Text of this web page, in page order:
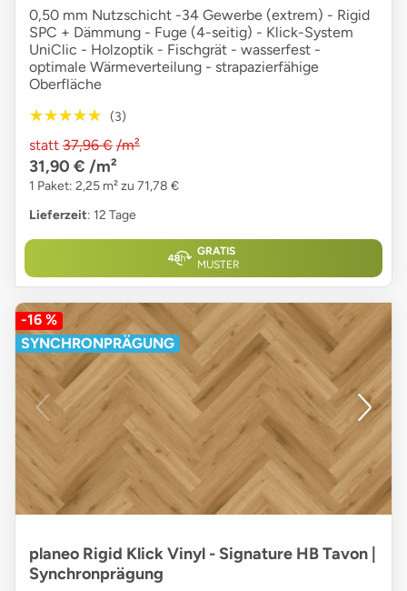
0,50 mm Nutzschicht -34 Gewerbe (extrem) - Rigid
SPC + Dämmung - Fuge (4-seitig) - Klick-System
UniClic - Holzoptik - Fischgrät - wasserfest -
optimale Wärmeverteilung - strapazierfähige
Oberfläche
★★★★★
★★★★★ (3)
statt 37,96 € /m²
31,90 € /m²
1 Paket: 2,25 m² zu 71,78 €
Lieferzeit: 12 Tage
GRATIS
MUSTER
-16 %
SYNCHRONPRÄGUNG
planeo Rigid Klick Vinyl - Signature HB Tavon |
Synchronprägung